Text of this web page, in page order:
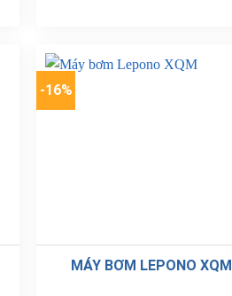
-16%
MÁY BƠM LEPONO